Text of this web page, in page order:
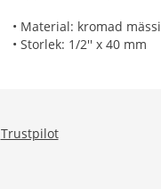
• Material: kromad
• Storlek: 1/2'' x 40 mm
Trustpilot